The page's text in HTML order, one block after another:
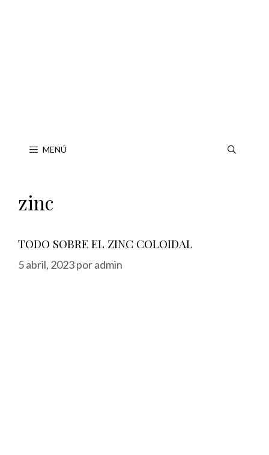
MENÚ
zinc
TODO SOBRE EL ZINC COLOIDAL
5 abril, 2023poradmin